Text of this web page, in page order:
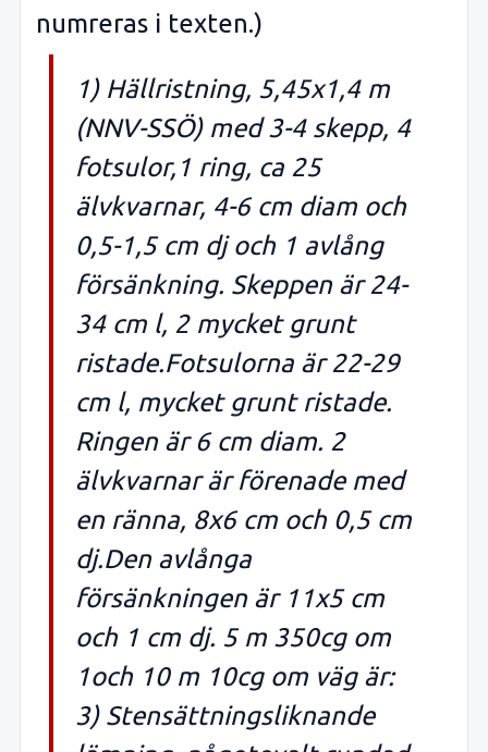
numreras i texten.)
1) Hällristning, 5,45x1,4 m
(NNV-SSÖ) med 3-4 skepp, 4
fotsulor,1 ring, ca 25
älvkvarnar, 4-6 cm diam och
0,5-1,5 cm dj och 1 avlång
försänkning. Skeppen är 24-
34 cm l, 2 mycket grunt
ristade.Fotsulorna är 22-29
cm l, mycket grunt ristade.
Ringen är 6 cm diam. 2
älvkvarnar är förenade med
en ränna, 8x6 cm och 0,5 cm
dj.Den avlånga
försänkningen är 11x5 cm
och 1 cm dj. 5 m 350cg om
1och 10 m 10cg om väg är:
3) Stensättningsliknande